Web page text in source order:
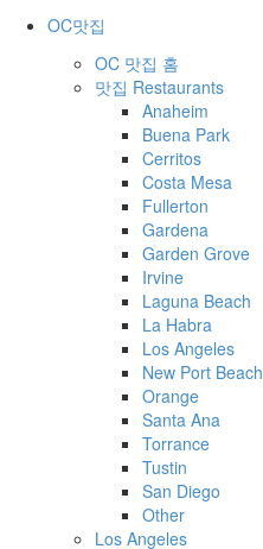
OC맛집
OC 맛집 홈
맛집 Restaurants
Anaheim
Buena Park
Cerritos
Costa Mesa
Fullerton
Gardena
Garden Grove
Irvine
Laguna Beach
La Habra
Los Angeles
New Port Beach
Orange
Santa Ana
Torrance
Tustin
San Diego
Other
Los Angeles